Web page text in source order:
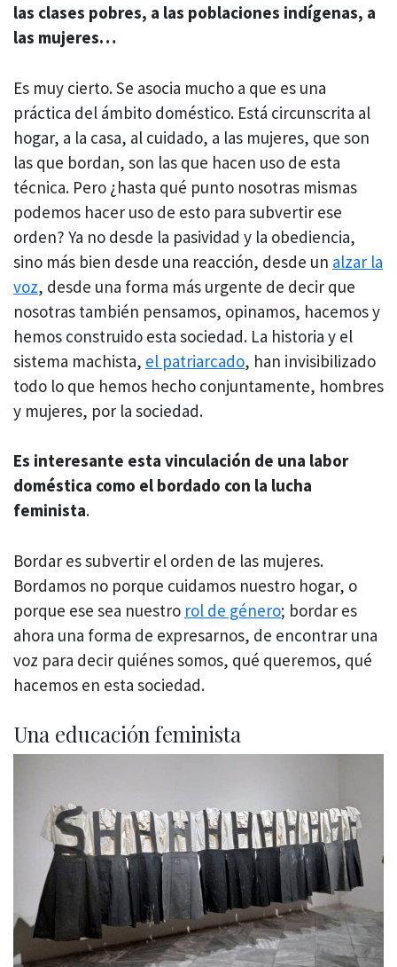
las clases pobres, a las poblaciones indígenas, a
las mujeres…
Es muy cierto. Se asocia mucho a que es una
práctica del ámbito doméstico. Está circunscrita al
hogar, a la casa, al cuidado, a las mujeres, que son
las que bordan, son las que hacen uso de esta
técnica. Pero ¿hasta qué punto nosotras mismas
podemos hacer uso de esto para subvertir ese
orden? Ya no desde la pasividad y la obediencia,
sino más bien desde una reacción, desde un alzar la
voz, desde una forma más urgente de decir que
nosotras también pensamos, opinamos, hacemos y
hemos construido esta sociedad. La historia y el
sistema machista, el patriarcado, han invisibilizado
todo lo que hemos hecho conjuntamente, hombres
y mujeres, por la sociedad.
Es interesante esta vinculación de una labor
doméstica como el bordado con la lucha
feminista.
Bordar es subvertir el orden de las mujeres.
Bordamos no porque cuidamos nuestro hogar, o
porque ese sea nuestro rol de género; bordar es
ahora una forma de expresarnos, de encontrar una
voz para decir quiénes somos, qué queremos, qué
hacemos en esta sociedad.
Una educación feminista